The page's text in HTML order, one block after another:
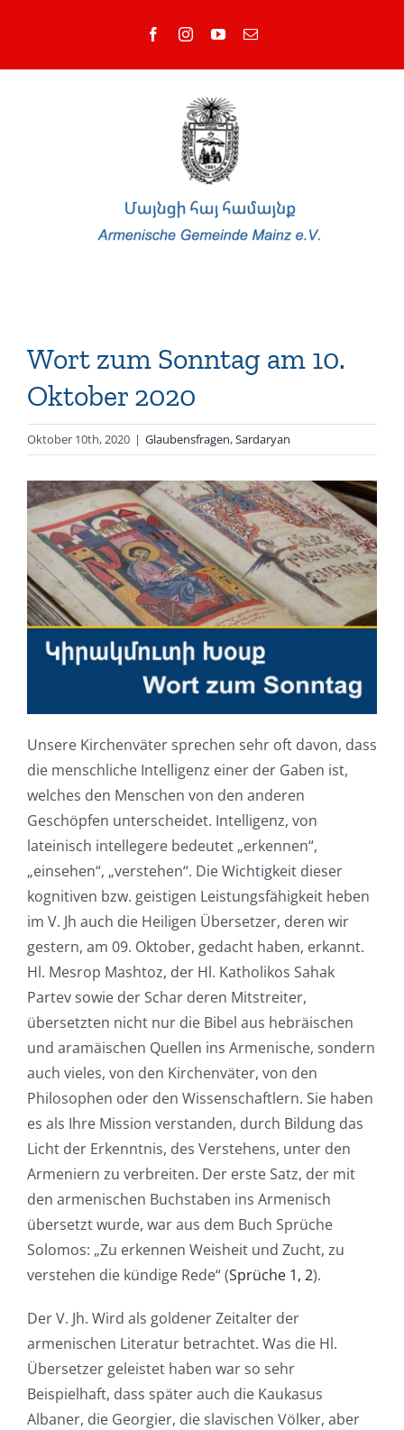
FacebookInstagramYouTube
E-
Wort zum Sonntag am 10.
Oktober 2020
Oktober 10th, 2020 | Glaubensfragen,Sardaryan
Unsere Kirchenväter sprechen sehr oft davon, dass
die menschliche Intelligenz einer der Gaben ist,
welches den Menschen von den anderen
Geschöpfen unterscheidet. Intelligenz, von
lateinisch intellegere bedeutet „erkennen“,
„einsehen“, „verstehen“. Die Wichtigkeit dieser
kognitiven bzw. geistigen Leistungsfähigkeit heben
im V. Jh auch die Heiligen Übersetzer, deren wir
gestern, am 09. Oktober, gedacht haben, erkannt.
Hl. Mesrop Mashtoz, der Hl. Katholikos Sahak
Partev sowie der Schar deren Mitstreiter,
übersetzten nicht nur die Bibel aus hebräischen
und aramäischen Quellen ins Armenische, sondern
auch vieles, von den Kirchenväter, von den
Philosophen oder den Wissenschaftlern. Sie haben
es als Ihre Mission verstanden, durch Bildung das
Licht der Erkenntnis, des Verstehens, unter den
Armeniern zu verbreiten. Der erste Satz, der mit
den armenischen Buchstaben ins Armenisch
übersetzt wurde, war aus dem Buch Sprüche
Solomos: „Zu erkennen Weisheit und Zucht, zu
verstehen die kündige Rede“ (Sprüche 1, 2).
Der V. Jh. Wird als goldener Zeitalter der
armenischen Literatur betrachtet. Was die Hl.
Übersetzer geleistet haben war so sehr
Beispielhaft, dass später auch die Kaukasus
Albaner, die Georgier, die slavischen Völker, aber